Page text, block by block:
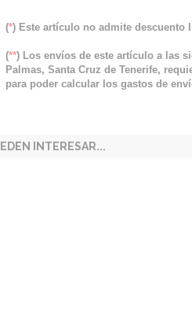
(*) Este artículo no admite descuento
(**) Los envíos de este artículo a las
Palmas, Santa Cruz de Tenerife,
para poder calcular los gastos de
INTERESAR...